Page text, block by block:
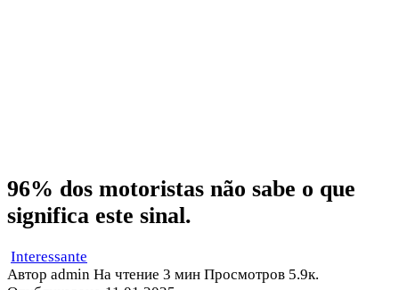
96% dos motoristas não sabe o que
significa este sinal.
Interessante
Автор admin На чтение 3 мин Просмотров 5.9к.